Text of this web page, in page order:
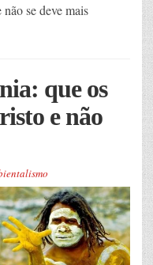
se deve mais
que os
e não